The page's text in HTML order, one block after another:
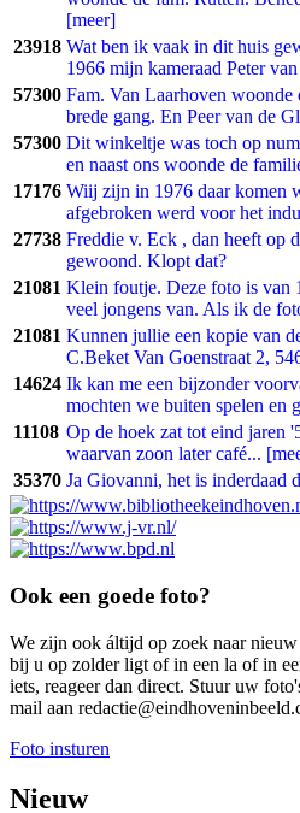
[meer]
23918 Wat ben ik vaak in dit huis
1966 mijn kameraad Peter
57300 Fam. Van Laarhoven
brede gang. En Peer van de
57300 Dit winkeltje was toch op
en naast ons woonde de
17176 Wiij zijn in 1976 daar komen
afgebroken werd voor het
27738 Freddie v. Eck , dan heeft op
gewoond. Klopt dat?
21081 Klein foutje. Deze foto is van
veel jongens van. Als ik de
21081 Kunnen jullie een kopie van
C.Beket Van Goenstraat 2,
14624 Ik kan me een bijzonder
mochten we buiten spelen en
11108 Op de hoek zat tot eind jaren
waarvan zoon later café...
35370 Ja Giovanni, het is inderdaad
Ook een goede foto?
We zijn ook áltijd op zoek naar
bij u op zolder ligt of in een la of in
iets, reageer dan direct. Stuur uw
mail aan
Foto insturen
Nieuw